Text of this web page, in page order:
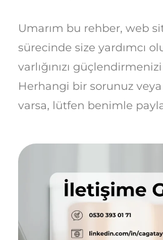
Umarım bu rehber, web
sürecinde size yardımcı
varlığınızı
Herhangi bir sorunuz
varsa, lütfen benimle